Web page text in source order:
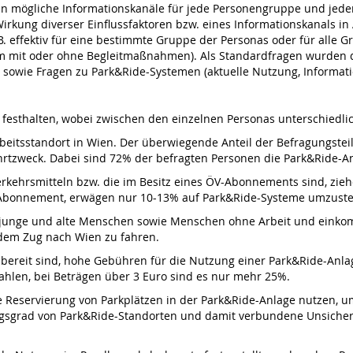
mögliche Informationskanäle für jede Personengruppe und
diverser Einflussfaktoren bzw. eines Informationskanals
effektiv für eine bestimmte Gruppe der Personas oder für alle
mit oder ohne Begleitmaßnahmen). Als Standardfragen
Fragen zu Park&Ride-Systemen (aktuelle Nutzung,
wobei zwischen den einzelnen Personas
in Wien. Der überwiegende Anteil der
Dabei sind 72% der befragten Personen die
bzw. die im Besitz eines ÖV-Abonnements sind,
erwägen nur 10-13% auf Park&Ride-Systeme
und alte Menschen sowie Menschen ohne Arbeit und
Zug nach Wien zu fahren.
sind, hohe Gebühren für die Nutzung einer Park&Ride-
bei Beträgen über 3 Euro sind es nur mehr 25%.
von Parkplätzen in der Park&Ride-Anlage nutzen,
von Park&Ride-Standorten und damit verbundene